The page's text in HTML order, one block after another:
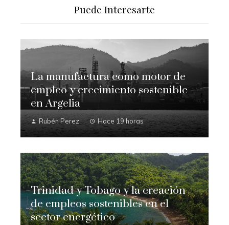
Puede Interesarte
La manufactura como motor de
empleo y crecimiento sostenible
en Argelia
Rubén Perez Hace 19 horas
Trinidad y Tobago y la creación
de empleos sostenibles en el
sector energético